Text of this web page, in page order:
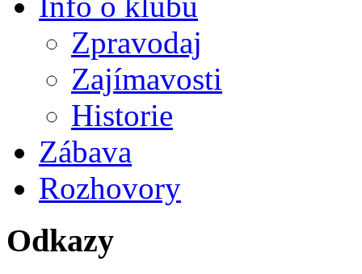
Zpravodaj
Zajímavosti
Historie
Zábava
Rozhovory
Odkazy